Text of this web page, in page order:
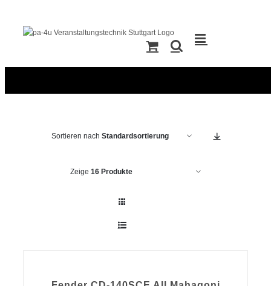
springen
Sortieren nach Standardsortierung
Zeige 16 Produkte